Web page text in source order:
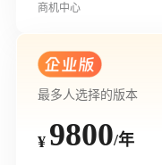
商机中心
最多人选择的版本
¥ 9800/年